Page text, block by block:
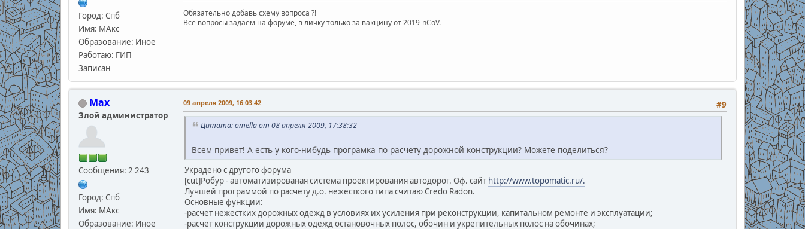
Город: Спб
Имя: МАкс
Образование: Иное
Работаю: ГИП
Записан
Обязательно добавь схему вопроса ?!
Все вопросы задаем на форуме, в личку только за вакцину от 2019-nCoV.
Max
Злой администратор
Сообщения: 2 243
Город: Спб
Имя: МАкс
Образование: Иное
#9
09 апреля 2009, 16:03:42
Цитата: omella от 08 апреля 2009, 17:38:32
Всем привет! А есть у кого-нибудь програмка по расчету дорожной конструкции? Можете поделиться?
Украдено с другого форума
[cut]Робур - автоматизированая система проектирования автодорог. Оф. сайт http://www.topomatic.ru/.
Лучшей программой по расчету д.о. нежесткого типа считаю Credo Radon.
Основные функции:
-расчет нежестких дорожных одежд в условиях их усиления при реконструкции, капитальном ремонте и эксплуатации;
-расчет конструкции дорожных одежд остановочных полос, обочин и укрепительных полос на обочинах;